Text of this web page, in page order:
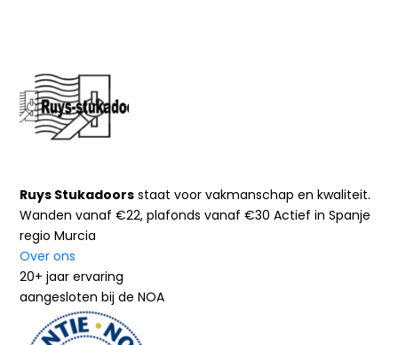
Ruys Stukadoors staat voor vakmanschap en kwaliteit.
Wanden vanaf €22, plafonds vanaf €30 Actief in Spanje
regio Murcia
Over ons
20+ jaar ervaring
aangesloten bij de NOA